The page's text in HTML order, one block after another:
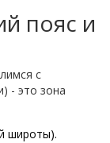
пояс и
с
- это зона
широты).